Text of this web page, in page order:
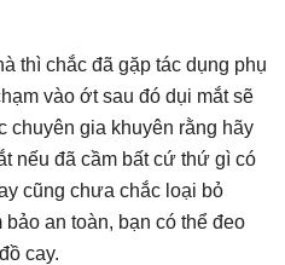
thì chắc đã gặp tác dụng phụ
vào ớt sau đó dụi mắt sẽ
chuyên gia khuyên rằng hãy
nếu đã cầm bất cứ thứ gì có
cũng chưa chắc loại bỏ
an toàn, bạn có thể đeo
cay.